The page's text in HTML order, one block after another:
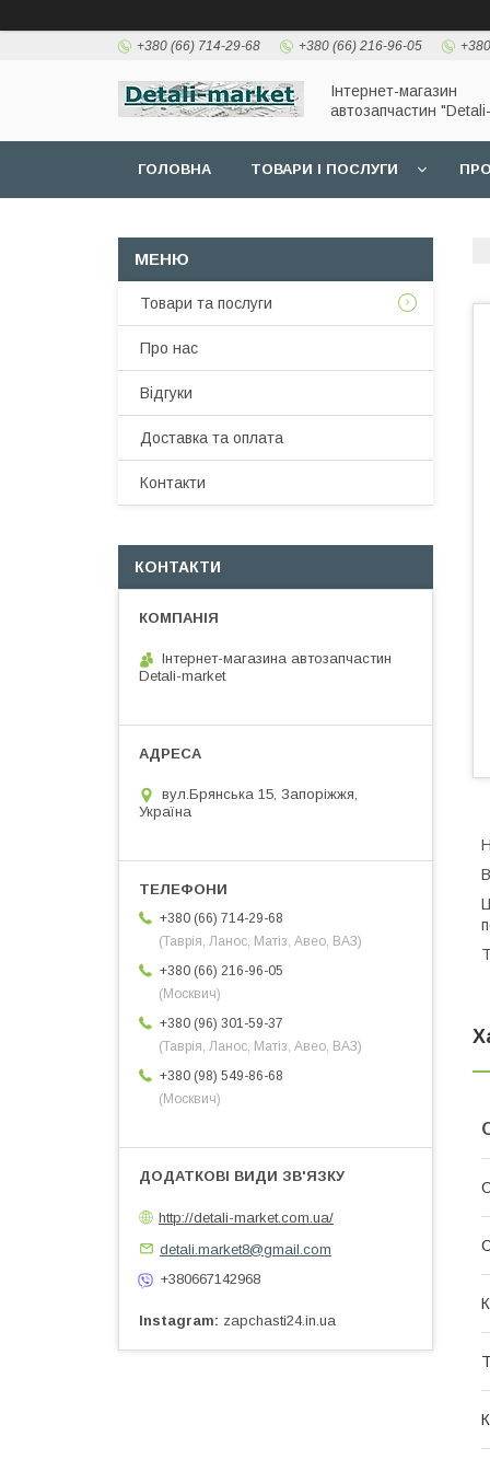
+380 (66) 714-29-68 +380 (66) 216-96-05
Інтернет-магазин
автозапчастин
ГОЛОВНА ТОВАРИ І ПОСЛУГИ
Товари та послуги
Про нас
Відгуки
Доставка та оплата
Контакти
КОНТАКТИ
Інтернет-магазина автозапчастин
Detali-market
вул.Брянська 15, Запоріжжя,
Україна
+380 (66) 714-29-68
(Таврія, Ланос, Матіз, Авео, ВАЗ)
+380 (66) 216-96-05
(Москвич)
+380 (96) 301-59-37
(Таврія, Ланос, Матіз, Авео, ВАЗ)
+380 (98) 549-86-68
(Москвич)
http://detali-market.com.ua/
detali.market8@gmail.com
+380667142968
Instagram zapchasti24.in.ua